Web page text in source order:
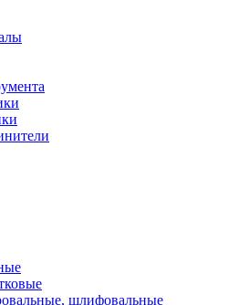
шлифовальные